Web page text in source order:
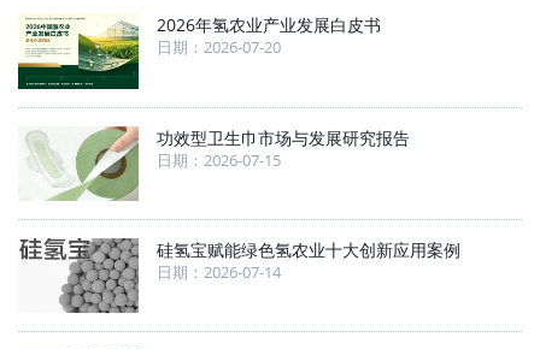
2026年氢农业产业发展白皮书
日期：2026-07-20
功效型卫生巾市场与发展研究报告
日期：2026-07-15
硅氢宝赋能绿色氢农业十大创新应用案例
日期：2026-07-14